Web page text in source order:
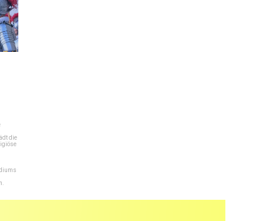
die